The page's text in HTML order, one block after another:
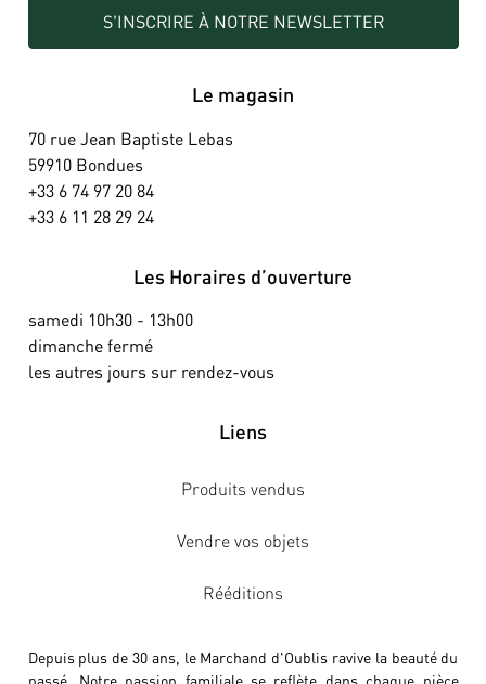
S'INSCRIRE À NOTRE NEWSLETTER
Le magasin
70 rue Jean Baptiste Lebas
59910 Bondues
+33 6 74 97 20 84
+33 6 11 28 29 24
Les Horaires d’ouverture
samedi 10h30 - 13h00
dimanche fermé
les autres jours sur rendez-vous
Liens
Produits vendus
Vendre vos objets
Rééditions
Depuis plus de 30 ans, le Marchand d'Oublis ravive la beauté du
passé. Notre passion familiale se reflète dans chaque pièce